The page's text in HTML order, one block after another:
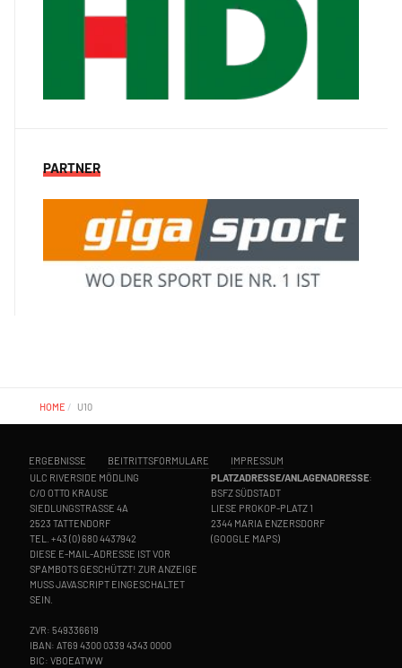
PARTNER
HOME U10
ERGEBNISSE BEITRITTSFORMULARE
IMPRESSUM
ULC RIVERSIDE MÖDLING
C/O OTTO KRAUSE
SIEDLUNGSTRASSE 4A
2523 TATTENDORF
TEL. +43 (0) 680 4437942
DIESE E-MAIL-ADRESSE IST VOR
SPAMBOTS GESCHÜTZT! ZUR ANZEIGE
MUSS JAVASCRIPT EINGESCHALTET
SEIN.
ZVR: 549336619
IBAN: AT69 4300 0339 4343 0000
BIC: VBOEATWW
PLATZADRESSE/ANLAGENADRESSE:
BSFZ SÜDSTADT
LIESE PROKOP-PLATZ 1
2344 MARIA ENZERSDORF
(GOOGLE MAPS)